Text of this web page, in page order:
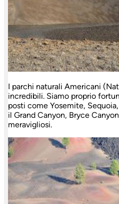
I parchi naturali Americani
incredibili. Siamo proprio
posti come Yosemite,
il Grand Canyon, Bryce
meravigliosi.